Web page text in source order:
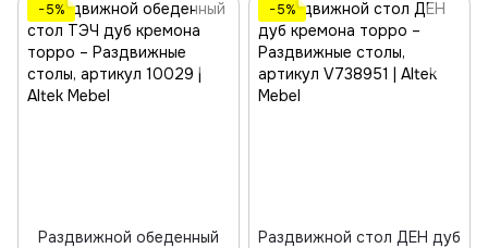
−5%
Раздвижной обеденный
−5%
Раздвижной стол ДЕН дуб